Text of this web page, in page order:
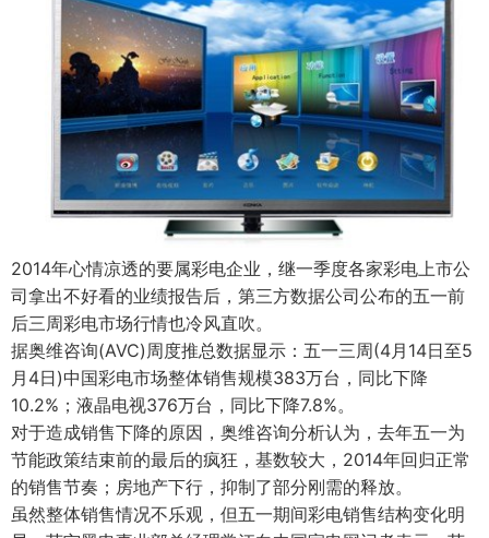
2014年心情凉透的要属彩电企业，继一季度各家彩电上市公
司拿出不好看的业绩报告后，第三方数据公司公布的五一前
后三周彩电市场行情也冷风直吹。
据奥维咨询(AVC)周度推总数据显示：五一三周(4月14日至5
月4日)中国彩电市场整体销售规模383万台，同比下降
10.2%；液晶电视376万台，同比下降7.8%。
对于造成销售下降的原因，奥维咨询分析认为，去年五一为
节能政策结束前的最后的疯狂，基数较大，2014年回归正常
的销售节奏；房地产下行，抑制了部分刚需的释放。
虽然整体销售情况不乐观，但五一期间彩电销售结构变化明